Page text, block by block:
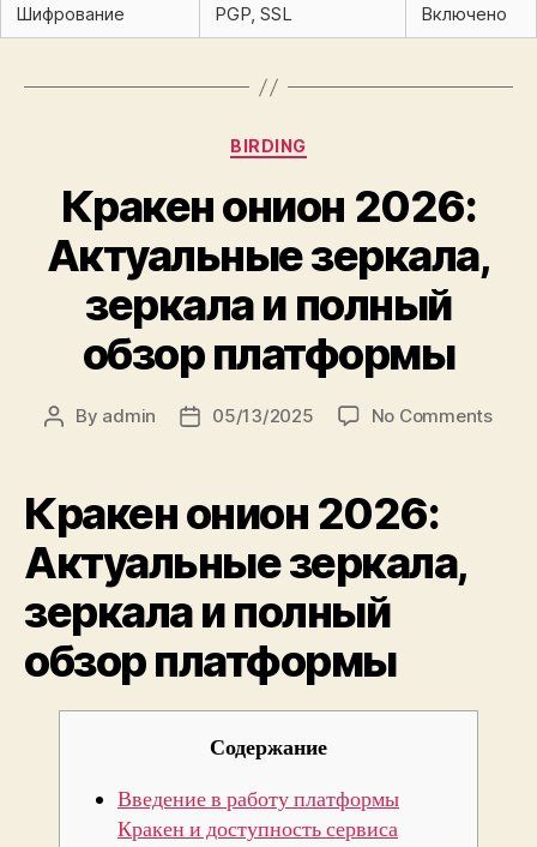
Шифрование PGP, SSL Включено
Categories
BIRDING
Кракен онион 2026:
Актуальные зеркала,
зеркала и полный
обзор платформы
Post
By admin
Post05/13/2025 No Commentson
Кракен онион 2026:
Актуальные зеркала,
зеркала и полный
обзор платформы
Содержание
Введение в работу платформы
Кракен и доступность сервиса